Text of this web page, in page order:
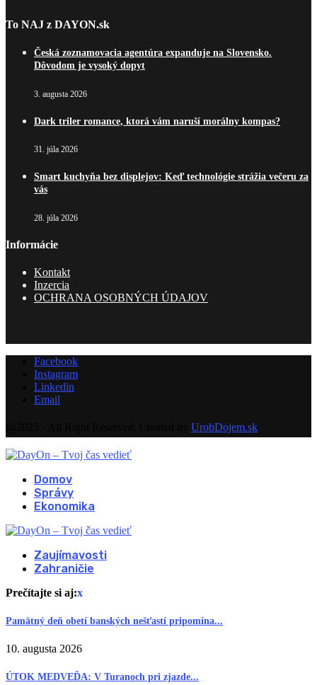
To NAJ z DAYON.sk
Česká zoznamovacia agentúra expanduje na Slovensko.
Dôvodom je vysoký dopyt
3. augusta 2026
Dark triler romance, ktorá vám naruší morálny kompas?
31. júla 2026
Smart kuchyňa bez displejov: Keď technológie strážia večeru za
vás
28. júla 2026
Informácie
Kontakt
Inzercia
OCHRANA OSOBNÝCH ÚDAJOV
Facebook
Instagram
Linkedin
Email
UrobDojem.sk
Domov
Správy
Ekonomika
Zaujímavosti
Zahraničie
Prečítajte si aj:x
Pamätný deň obetí banských nešťastí pripomína...
10. augusta 2026
ÚTOK MEDVEĎA: V Turanoch pri zjazde...